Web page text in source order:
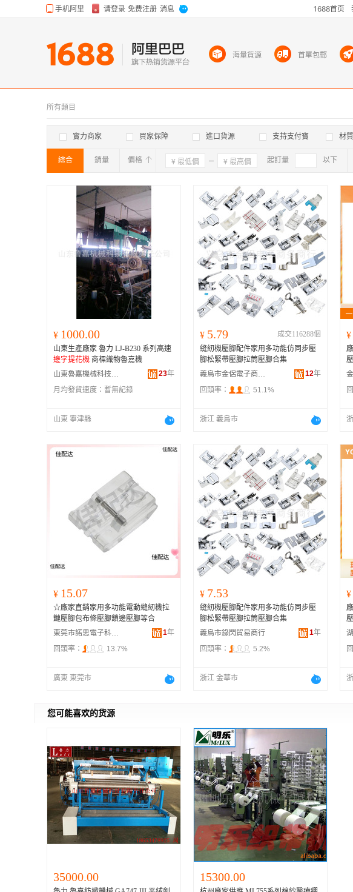
所有類目
實力商家 買家保障 進口貨源 支持支付寶 材
綜合 銷量 價格 確定 起訂量 以下
確定
¥ 1000.00
山東生產廠家 魯力 LJ-B230 系列高速
邊字提花機 商標織物魯嘉機
山東魯嘉機械科技有限責任公司
23年
月均發貨速度： 暫無記錄
山東 寧津縣
¥ 5.79
成交116288個
縫紉機壓腳配件家用多功能仿同步壓
腳松緊帶壓腳拉筒壓腳合集
義烏市金侶電子商務商行
12年
回頭率：
51.1%
浙江 義烏市
¥
¥ 15.07
☆廠家直銷家用多功能電動縫紉機拉
鏈壓腳包布條壓腳鎖邊壓腳等合
東莞市諾思電子科技有限公司
1年
回頭率：
13.7%
廣東 東莞市
¥ 7.53
縫紉機壓腳配件家用多功能仿同步壓
腳松緊帶壓腳拉筒壓腳合集
義烏市錄閃貿易商行
1年
回頭率：
5.2%
浙江 金華市
¥
您可能喜欢的货源
35000.00 15300.00
海量貨源 首單包郵